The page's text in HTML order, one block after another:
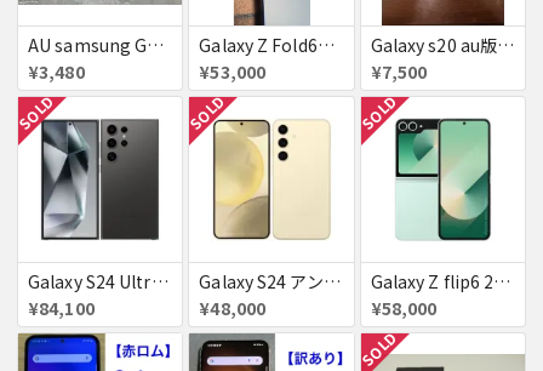
AU samsung GALAXY a32 5g 64GB ▲
¥3,480
Galaxy Z Fold6（au版 / SCG28）※ネットワーク利用制限☓・SIMロック解除
¥53,000
Galaxy s20 au版 赤ロム ケース付き
¥7,500
SOLD
Galaxy S24 Ultra SCG26 256GB au チタニウムブラック 送料無料
¥84,100
SOLD
Galaxy S24 アンバー イエロー 256GB 送料無料
¥48,000
SOLD
Galaxy Z flip6 256GB ミント au 送料無料
¥58,000
SOLD